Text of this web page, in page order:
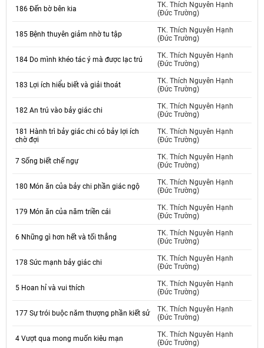
186 Đến bờ bên kia
TK. Thích Nguyên Hạnh
(Đức Trường)
185 Bệnh thuyên giảm nhờ tu tập
TK. Thích Nguyên Hạnh
(Đức Trường)
184 Do mình khéo tác ý mà được lạc trú
TK. Thích Nguyên Hạnh
(Đức Trường)
183 Lợi ích hiểu biết và giải thoát
TK. Thích Nguyên Hạnh
(Đức Trường)
182 An trú vào bảy giác chi
TK. Thích Nguyên Hạnh
(Đức Trường)
181 Hành trì bảy giác chi có bảy lợi ích
chờ đợi
TK. Thích Nguyên Hạnh
(Đức Trường)
7 Sống biết chế ngự
TK. Thích Nguyên Hạnh
(Đức Trường)
180 Món ăn của bảy chi phần giác ngộ
TK. Thích Nguyên Hạnh
(Đức Trường)
179 Món ăn của năm triền cái
TK. Thích Nguyên Hạnh
(Đức Trường)
6 Những gì hơn hết và tối thắng
TK. Thích Nguyên Hạnh
(Đức Trường)
178 Sức mạnh bảy giác chi
TK. Thích Nguyên Hạnh
(Đức Trường)
5 Hoan hỉ và vui thích
TK. Thích Nguyên Hạnh
(Đức Trường)
177 Sự trói buộc năm thượng phần kiết sử
TK. Thích Nguyên Hạnh
(Đức Trường)
4 Vượt qua mong muốn kiêu mạn
TK. Thích Nguyên Hạnh
(Đức Trường)